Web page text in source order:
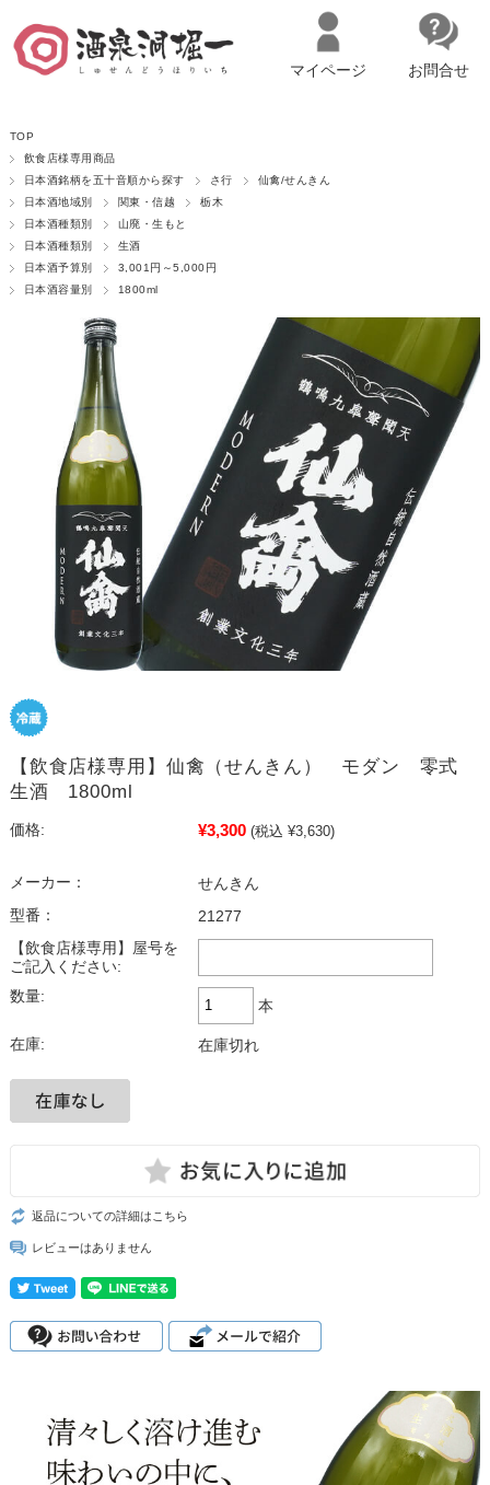
マイページ お問合せ
TOP
飲食店様専用商品
日本酒銘柄を五十音順から探す
さ行
仙禽/せんきん
日本酒地域別
関東・信越
栃木
日本酒種類別
山廃・生もと
日本酒種類別
生酒
日本酒予算別
3,001円～5,000円
日本酒容量別
1800ml
【飲食店様専用】仙禽（せんきん） モダン 零式
生酒 1800ml
価格: ¥3,300 (税込 ¥3,630)
メーカー：
せんきん
型番：
21277
【飲食店様専用】屋号を
ご記入ください:
数量:
本
在庫: 在庫切れ
返品についての詳細はこちら
レビューはありません